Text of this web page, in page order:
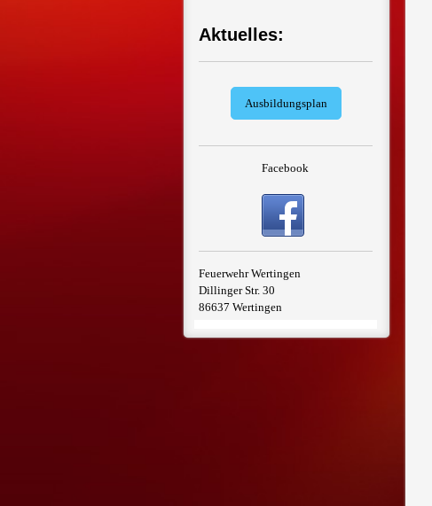
Aktuelles:
Ausbildungsplan
Facebook
Feuerwehr Wertingen
Dillinger Str. 30
86637 Wertingen